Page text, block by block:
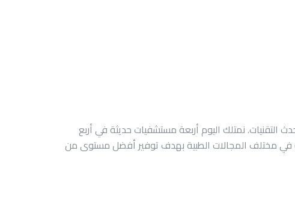
في أحدث التقنيات. نمتلك اليوم أربعة مستشفيات حديثة في أربع
في مختلف المجالات الطبية بهدف توفير أفضل مستوى من